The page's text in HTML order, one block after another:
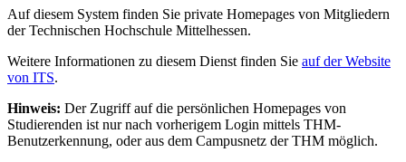
Auf diesem System finden Sie private Homepages von Mitgliedern
der Technischen Hochschule Mittelhessen.
Weitere Informationen zu diesem Dienst finden Sie auf der Website
von ITS.
Hinweis: Der Zugriff auf die persönlichen Homepages von
Studierenden ist nur nach vorherigem Login mittels THM-
Benutzerkennung, oder aus dem Campusnetz der THM möglich.